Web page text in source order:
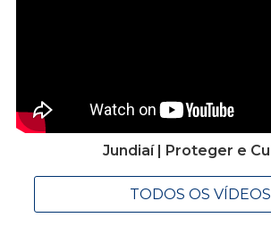
Jundiaí | Proteger e
TODOS OS VÍDEOS